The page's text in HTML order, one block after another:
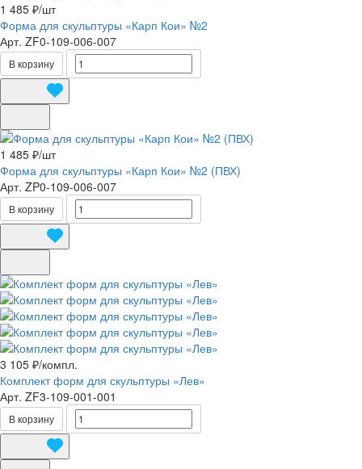
1 485 ₽/шт
Форма для скульптуры «Карп Кои» №2
Арт. ZF0-109-006-007
В корзину
1 485 ₽/шт
Форма для скульптуры «Карп Кои» №2 (ПВХ)
Арт. ZP0-109-006-007
В корзину
3 105 ₽/компл.
Комплект форм для скульптуры «Лев»
Арт. ZF3-109-001-001
В корзину